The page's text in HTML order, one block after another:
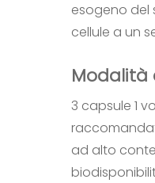
esogeno del
cellule a un
Modalità
3 capsule 1
ad alto